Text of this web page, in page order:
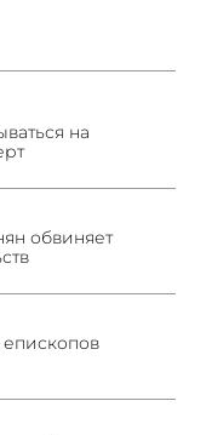
на
обвиняет
епископов
визита главы